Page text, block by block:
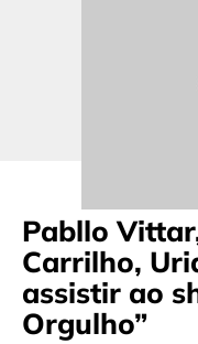
Pabllo
Carrilho,
assistir ao
Orgulho”